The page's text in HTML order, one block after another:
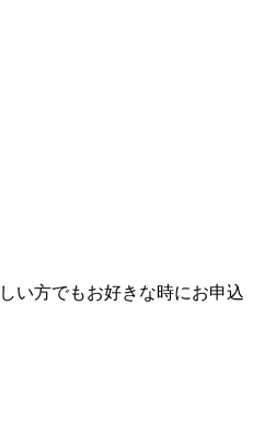
い方でもお好きな時にお申込